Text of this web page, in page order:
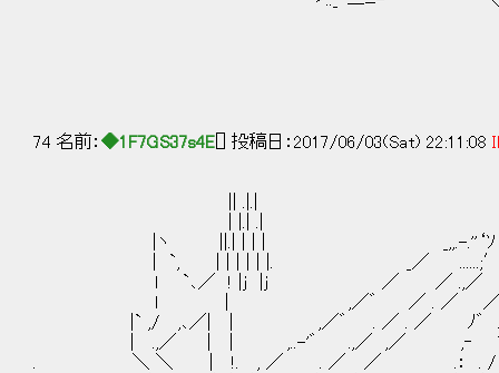
74 名前： ◆1F7GS37s4E [] 投稿日：2017/06/03(Sat) 22:11:08
|ヽ ||.| | | | _,,.-.''‘ｿ ／
| `, | | | | | |. _／
l `､／ ! |j |j ／ ／ .,／
l | ,／゛ ／ . ／ ／ﾞ
|` ,/ ,､／| | ,／゛ . ／ . ／
| .,／ | | ,..-'゛ .,／ ,／ ,‐
. ＼ ＼ | !. , ／ . ／ ／ .： .